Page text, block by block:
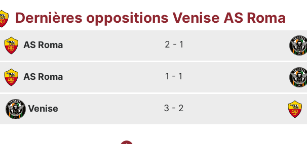
Dernières oppositions Venise AS Roma
AS Roma 2 - 1
AS Roma 1 - 1
Venise 3 - 2